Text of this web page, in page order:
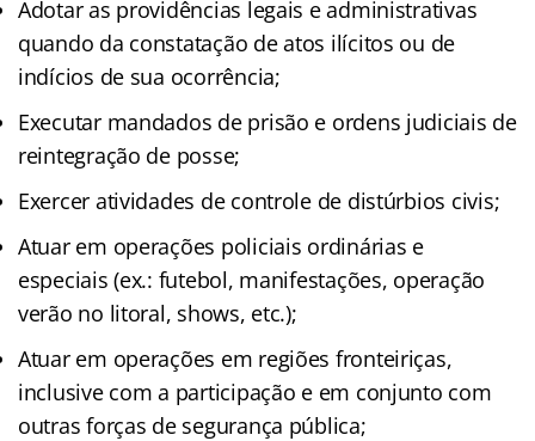
Adotar as providências legais e administrativas
quando da constatação de atos ilícitos ou de
indícios de sua ocorrência;
Executar mandados de prisão e ordens judiciais de
reintegração de posse;
Exercer atividades de controle de distúrbios civis;
Atuar em operações policiais ordinárias e
especiais (ex.: futebol, manifestações, operação
verão no litoral, shows, etc.);
Atuar em operações em regiões fronteiriças,
inclusive com a participação e em conjunto com
outras forças de segurança pública;